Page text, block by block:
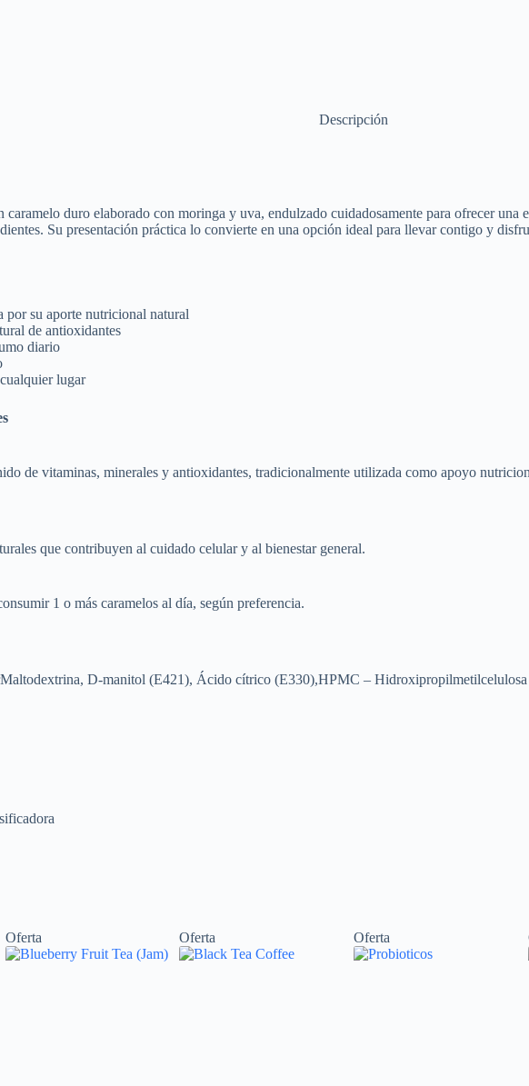
Descripción
duro elaborado con moringa y uva, endulzado cuidadosamente para ofrecer una
Su presentación práctica lo convierte en una opción ideal para llevar contigo y
por su aporte nutricional natural
de antioxidantes
diario
lugar
de vitaminas, minerales y antioxidantes, tradicionalmente utilizada como apoyo
que contribuyen al cuidado celular y al bienestar general.
1 o más caramelos al día, según preferencia.
D-manitol (E421), Ácido cítrico (E330),HPMC – Hidroxipropilmetilcelulosa
Oferta Oferta Oferta